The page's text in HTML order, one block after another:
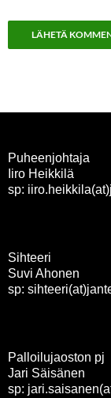
Puheenjohtaja
Iiro Heikkilä
sp:
Sihteeri
Suvi Ahonen
sp:
Palloilujaoston pj
Jari Säisänen
sp: